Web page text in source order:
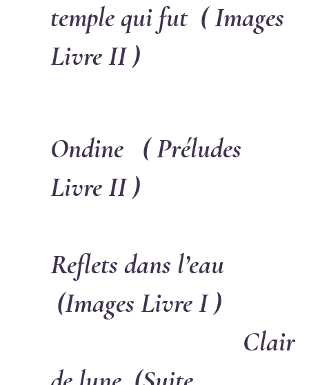
temple qui fut ( Images
Livre II )
Ondine ( Préludes
Livre II )
Reflets dans l’eau
(Images Livre I )
Clair